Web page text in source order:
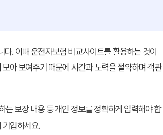
다. 이때 운전자보험 비교사이트를 활용하는 것이
아 보여주기 때문에 시간과 노력을 절약하며 객관
는 보장 내용 등 개인 정보를 정확하게 입력해야 합
기입하세요.